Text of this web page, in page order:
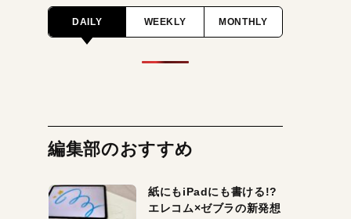
DAILY WEEKLY MONTHLY
編集部のおすすめ
紙にもiPadにも書ける!?
エレコム×ゼブラの新発想